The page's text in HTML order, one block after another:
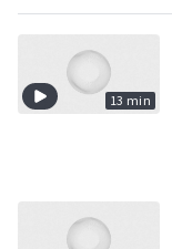
13 min